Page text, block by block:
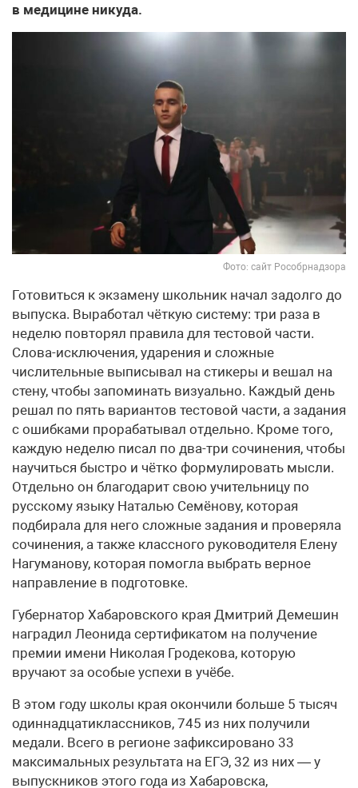
в медицине никуда.
Фото: сайт Рособрнадзора
Готовиться к экзамену школьник начал задолго до
выпуска. Выработал чёткую систему: три раза в
неделю повторял правила для тестовой части.
Слова-исключения, ударения и сложные
числительные выписывал на стикеры и вешал на
стену, чтобы запоминать визуально. Каждый день
решал по пять вариантов тестовой части, а задания
с ошибками прорабатывал отдельно. Кроме того,
каждую неделю писал по два-три сочинения, чтобы
научиться быстро и чётко формулировать мысли.
Отдельно он благодарит свою учительницу по
русскому языку Наталью Семёнову, которая
подбирала для него сложные задания и проверяла
сочинения, а также классного руководителя Елену
Нагуманову, которая помогла выбрать верное
направление в подготовке.
Губернатор Хабаровского края Дмитрий Демешин
наградил Леонида сертификатом на получение
премии имени Николая Гродекова, которую
вручают за особые успехи в учёбе.
В этом году школы края окончили больше 5 тысяч
одиннадцатиклассников, 745 из них получили
медали. Всего в регионе зафиксировано 33
максимальных результата на ЕГЭ, 32 из них — у
выпускников этого года из Хабаровска,